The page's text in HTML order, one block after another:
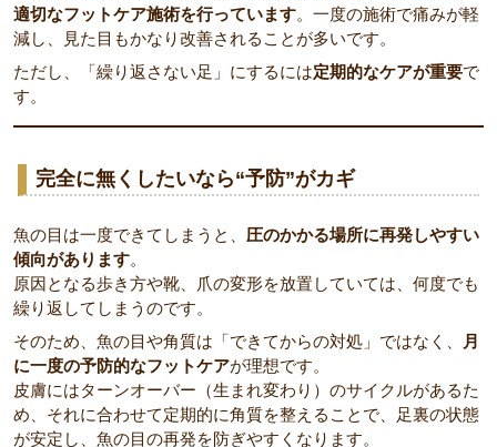
適切なフットケア施術を行っています。一度の施術で痛みが軽
減し、見た目もかなり改善されることが多いです。
ただし、「繰り返さない足」にするには定期的なケアが重要で
す。
完全に無くしたいなら“予防”がカギ
魚の目は一度できてしまうと、 圧のかかる場所に再発しやすい
傾向があります。
原因となる歩き方や靴、爪の変形を放置していては、何度でも
繰り返してしまうのです。
そのため、魚の目や角質は「できてからの対処」ではなく、
月
に一度の予防的なフットケアが理想です。
皮膚にはターンオーバー（生まれ変わり）のサイクルがあるた
め、それに合わせて定期的に角質を整えることで、足裏の状態
が安定し、魚の目の再発を防ぎやすくなります。